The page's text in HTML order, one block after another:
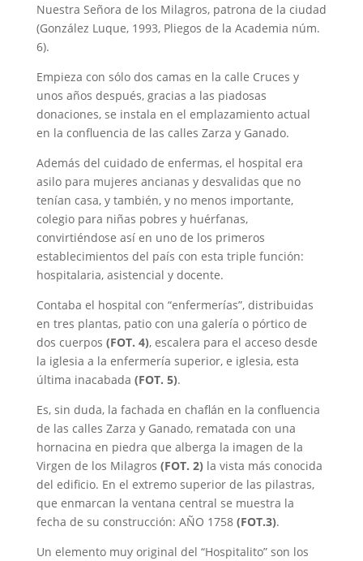
Nuestra Señora de los Milagros, patrona de la ciudad
(González Luque, 1993, Pliegos de la Academia núm.
6).
Empieza con sólo dos camas en la calle Cruces y
unos años después, gracias a las piadosas
donaciones, se instala en el emplazamiento actual
en la confluencia de las calles Zarza y Ganado.
Además del cuidado de enfermas, el hospital era
asilo para mujeres ancianas y desvalidas que no
tenían casa, y también, y no menos importante,
colegio para niñas pobres y huérfanas,
convirtiéndose así en uno de los primeros
establecimientos del país con esta triple función:
hospitalaria, asistencial y docente.
Contaba el hospital con “enfermerías”, distribuidas
en tres plantas, patio con una galería o pórtico de
dos cuerpos (FOT. 4), escalera para el acceso desde
la iglesia a la enfermería superior, e iglesia, esta
última inacabada (FOT. 5).
Es, sin duda, la fachada en chaflán en la confluencia
de las calles Zarza y Ganado, rematada con una
hornacina en piedra que alberga la imagen de la
Virgen de los Milagros (FOT. 2) la vista más conocida
del edificio. En el extremo superior de las pilastras,
que enmarcan la ventana central se muestra la
fecha de su construcción: AÑO 1758 (FOT.3).
Un elemento muy original del “Hospitalito” son los